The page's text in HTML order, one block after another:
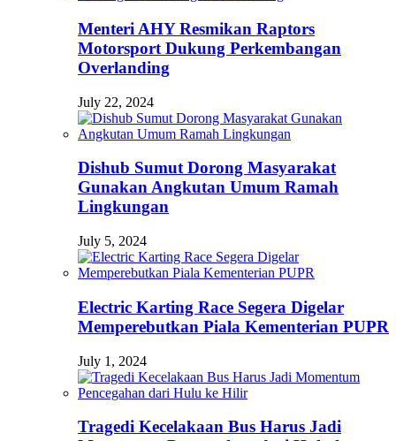
Menteri AHY Resmikan Raptors
Motorsport Dukung Perkembangan
Overlanding
July 22, 2024
Dishub Sumut Dorong Masyarakat
Gunakan Angkutan Umum Ramah
Lingkungan
July 5, 2024
Electric Karting Race Segera Digelar
Memperebutkan Piala Kementerian PUPR
July 1, 2024
Tragedi Kecelakaan Bus Harus Jadi